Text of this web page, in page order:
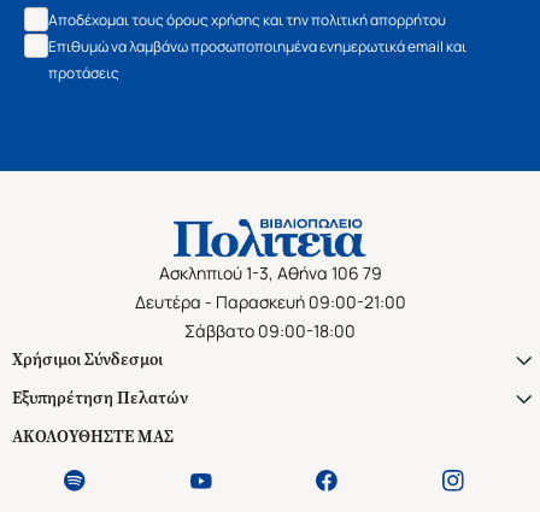
Αποδέχομαι τους όρους χρήσης και την πολιτική απορρήτου
Επιθυμώ να λαμβάνω προσωποποιημένα ενημερωτικά email και
προτάσεις
Ασκληπιού 1-3, Αθήνα 106 79
Δευτέρα - Παρασκευή 09:00-21:00
Σάββατο 09:00-18:00
Χρήσιμοι Σύνδεσμοι
Εξυπηρέτηση Πελατών
ΑΚΟΛΟΥΘΗΣΤΕ ΜΑΣ